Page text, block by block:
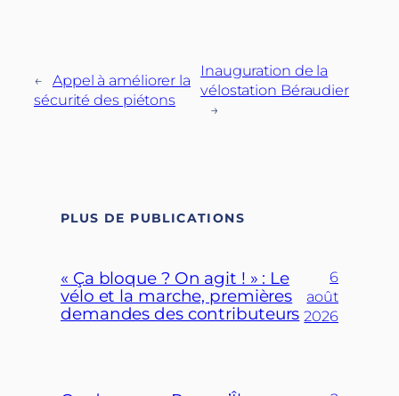
← Appel à améliorer la
sécurité des piétons
Inauguration de la
vélostation Béraudier
→
PLUS DE PUBLICATIONS
« Ça bloque ? On agit ! » : Le
vélo et la marche, premières
demandes des contributeurs
6
août
2026